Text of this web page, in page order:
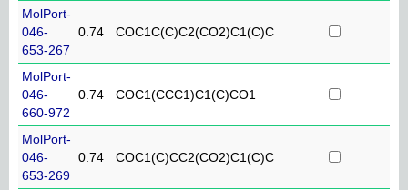
MolPort-
046-
653-267
0.74 COC1C(C)C2(CO2)C1(C)C
MolPort-
046-
660-972
0.74 COC1(CCC1)C1(C)CO1
MolPort-
046-
653-269
0.74 COC1(C)CC2(CO2)C1(C)C